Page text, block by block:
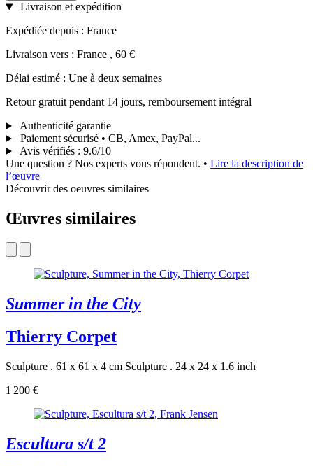
Livraison et expédition
Expédiée depuis : France
Livraison vers : France , 60 €
Délai estimé : Une à deux semaines
Retour gratuit pendant 14 jours, remboursement intégral
Authenticité garantie
Paiement sécurisé • CB, Amex, PayPal...
Avis vérifiés : 9.6/10
Une question ? Nos experts vous répondent. • Lire la description de
l’œuvre
Découvrir des oeuvres similaires
Œuvres similaires
Summer in the City
Thierry Corpet
Sculpture . 61 x 61 x 4 cm Sculpture . 24 x 24 x 1.6 inch
1 200 €
Escultura s/t 2